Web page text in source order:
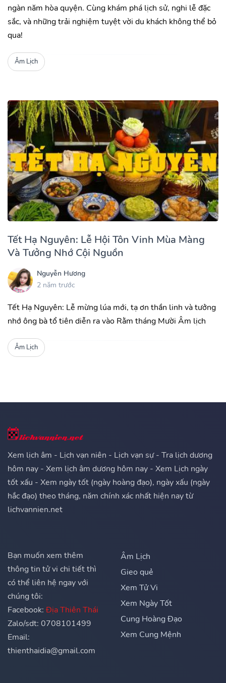
ngàn năm hòa quyện. Cùng khám phá lịch sử, nghi lễ đặc
sắc, và những trải nghiệm tuyệt vời du khách không thể bỏ
qua!
Âm Lịch
Tết Hạ Nguyên: Lễ Hội Tôn Vinh Mùa Màng
Và Tưởng Nhớ Cội Nguồn
Nguyễn Hương
2 năm trước
Tết Hạ Nguyên: Lễ mừng lúa mới, tạ ơn thần linh và tưởng
nhớ ông bà tổ tiên diễn ra vào Rằm tháng Mười Âm lịch
Âm Lịch
Xem lịch âm - Lịch vạn niên - Lịch vạn sự - Tra lịch dương
hôm nay - Xem lịch âm dương hôm nay - Xem Lịch ngày
tốt xấu - Xem ngày tốt (ngày hoàng đạo), ngày xấu (ngày
hắc đạo) theo tháng, năm chính xác nhất hiện nay từ
lichvannien.net
Bạn muốn xem thêm
thông tin tử vi chi tiết thì
có thể liên hệ ngay với
chúng tôi:
Facebook: Địa Thiên Thái
Zalo/sdt: 0708101499
Email:
thienthaidia@gmail.com
Âm Lịch
Gieo quẻ
Xem Tử Vi
Xem Ngày Tốt
Cung Hoàng Đạo
Xem Cung Mệnh